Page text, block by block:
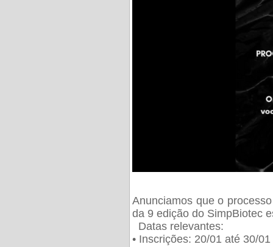
Anunciamos que o
da 9 edição do SimpBiotec
Datas relevantes:
• Inscrições: 20/01 até 30/01